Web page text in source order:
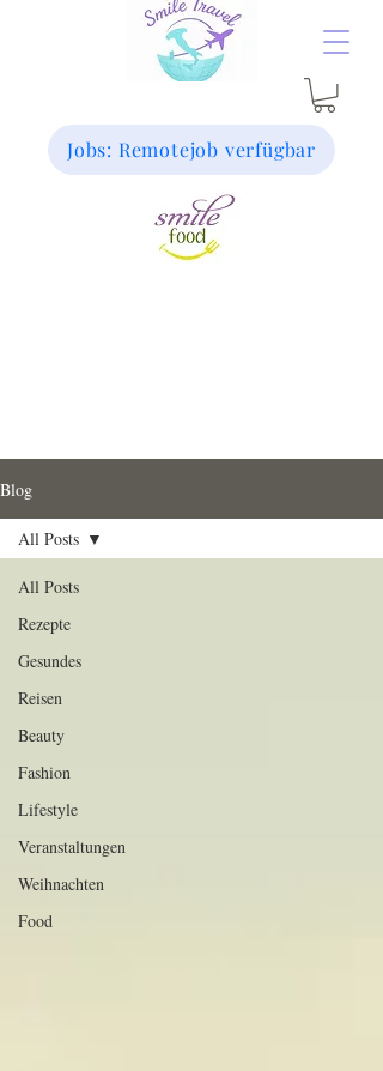
Jobs: Remotejob verfügbar
Blog
All Posts
Rezepte
Gesundes
Reisen
Beauty
Fashion
Lifestyle
Veranstaltungen
Weihnachten
Food
All Posts